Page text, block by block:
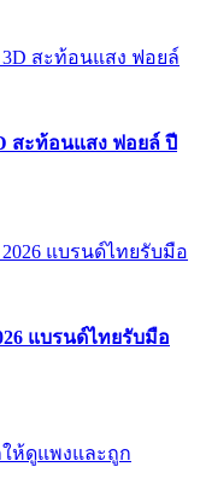
สะท้อนแสง ฟอยล์ ปี
แบรนด์ไทยรับมือ